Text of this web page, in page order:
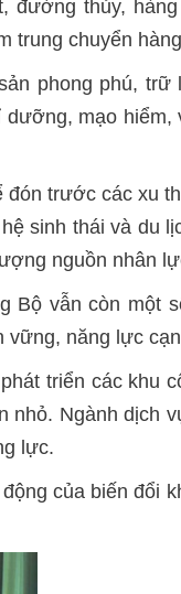
thủy,
trung chuyển
phong phú,
mạo
trước các xu
sinh thái và du
nguồn nhân
vẫn còn một
năng lực
triển các khu
Ngành dịch
lực.
của biến đổi